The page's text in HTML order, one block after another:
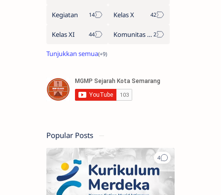
Kegiatan Kelas X
Kelas XI Komunitas Belajar
Popular Posts